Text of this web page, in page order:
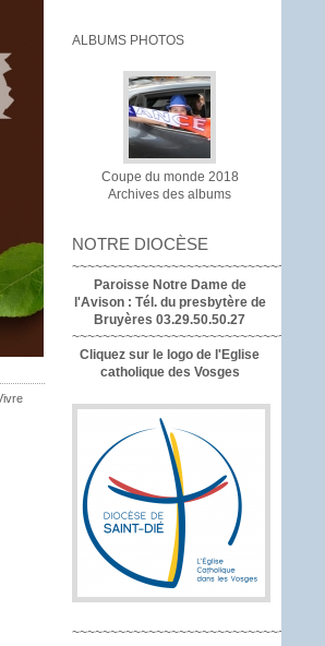
ALBUMS PHOTOS
Coupe du monde 2018
Archives des albums
NOTRE DIOCÈSE
~~~~~~~~~~~~~~~~~~~~~~~~~~~~~~~~~~
Paroisse Notre Dame de
l'Avison : Tél. du presbytère de
Bruyères 03.29.50.50.27
~~~~~~~~~~~~~~~~~~~~~~~~~~~~~~~~
Cliquez sur le logo de l'Eglise
catholique des Vosges
~~~~~~~~~~~~~~~~~~~~~~~~~~~~~~~~